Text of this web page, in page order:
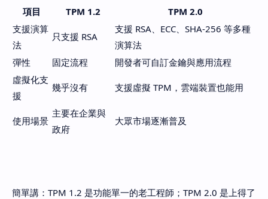
項目 TPM 1.2
TPM 2.0
支援演算
法
只支援 RSA
支援 RSA、ECC、SHA-256 等多種
演算法
彈性
固定流程
開發者可自訂金鑰與應用流程
虛擬化支
援
幾乎沒有 支援虛擬 TPM，雲端裝置也能用
使用場景
主要在企業與
政府
大眾市場逐漸普及
簡單講：TPM 1.2 是功能單一的老工程師；TPM 2.0 是上得了